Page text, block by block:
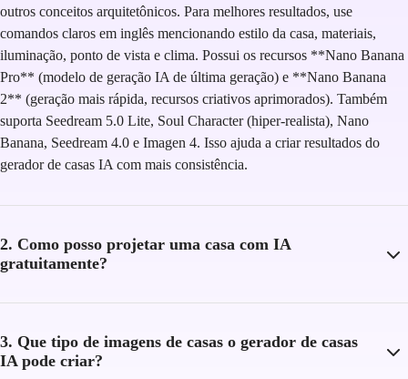
outros conceitos arquitetônicos. Para melhores resultados, use
comandos claros em inglês mencionando estilo da casa, materiais,
iluminação, ponto de vista e clima. Possui os recursos **Nano Banana
Pro** (modelo de geração IA de última geração) e **Nano Banana
2** (geração mais rápida, recursos criativos aprimorados). Também
suporta Seedream 5.0 Lite, Soul Character (hiper-realista), Nano
Banana, Seedream 4.0 e Imagen 4. Isso ajuda a criar resultados do
gerador de casas IA com mais consistência.
2. Como posso projetar uma casa com IA
gratuitamente?
3. Que tipo de imagens de casas o gerador de casas
IA pode criar?